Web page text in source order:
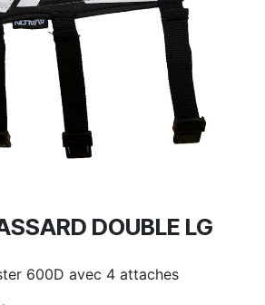
DOUBLE LG
600D avec 4 attaches